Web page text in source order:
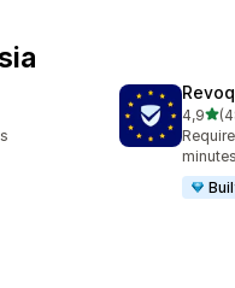
4,9/ 5
483